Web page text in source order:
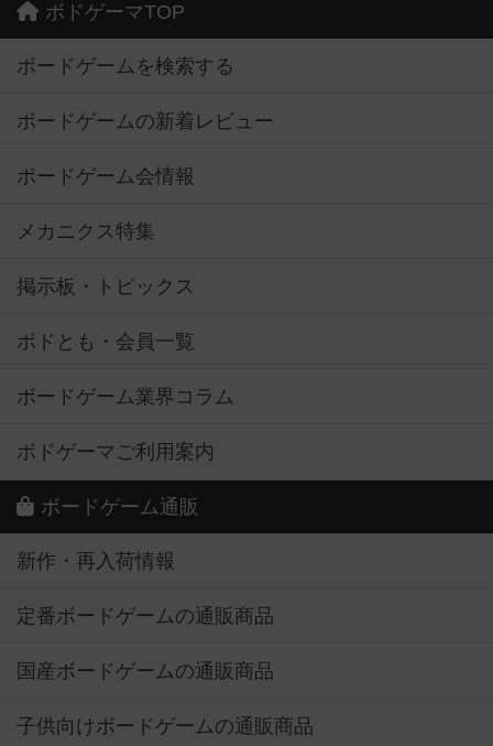
ボドゲーマTOP
ボードゲームを検索する
ボードゲームの新着レビュー
ボードゲーム会情報
メカニクス特集
掲示板・トピックス
ボドとも・会員一覧
ボードゲーム業界コラム
ボドゲーマご利用案内
ボードゲーム通販
新作・再入荷情報
定番ボードゲームの通販商品
国産ボードゲームの通販商品
子供向けボードゲームの通販商品